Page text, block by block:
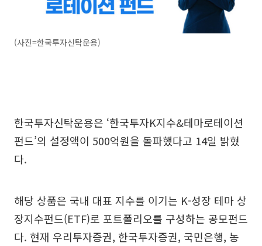
(사진=한국투자신탁운용)
한국투자신탁운용은 ‘한국투자K지수&테마로테이션
펀드’의 설정액이 500억원을 돌파했다고 14일 밝혔
다.
해당 상품은 국내 대표 지수를 이기는 K-성장 테마 상
장지수펀드(ETF)로 포트폴리오를 구성하는 공모펀드
다. 현재 우리투자증권, 한국투자증권, 국민은행, 농